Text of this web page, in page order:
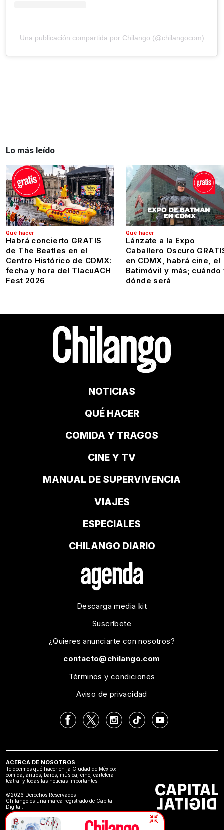
Una publicación compartida por Chilango (@chilangocom)
Lo más leído
Qué hacer
Habrá concierto GRATIS
de The Beatles en el
Centro Histórico de CDMX:
fecha y hora del TlacuACH
Fest 2026
Qué hacer
Lánzate a la Expo
Caballero Oscuro
en CDMX, habrá cine, el
Batimóvil y más; cuándo
dónde será
NOTICIAS
QUÉ HACER
COMIDA Y TRAGOS
CINE Y TV
MANUAL DE SUPERVIVENCIA
VIAJES
ESPECIALES
CHILANGO DIARIO
Descarga media kit
Suscríbete
¿Quieres anunciarte con nosotros?
contacto@chilango.com
Términos y condiciones
Aviso de privacidad
ACERCA DE NOSOTROS
Te decimos qué hacer en la Ciudad de México:
comida, antros, bares, música, cine, cartelera
teatral y todas las noticias importantes
©2026 Derechos Reservados
Chilango es una marca registrado de Capital
Digital.